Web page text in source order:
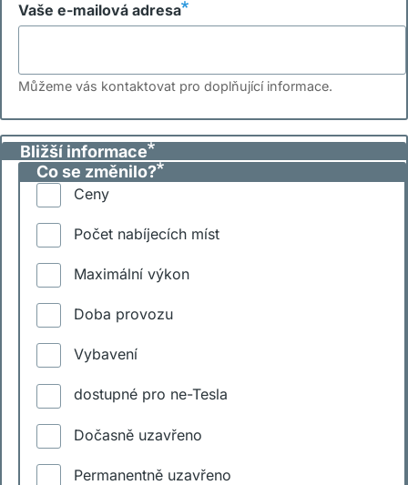
Vaše e-mailová adresa
Můžeme vás kontaktovat pro doplňující informace.
Bližší informace
Co se změnilo?
Ceny
Počet nabíjecích míst
Maximální výkon
Doba provozu
Vybavení
dostupné pro ne-Tesla
Dočasně uzavřeno
Permanentně uzavřeno